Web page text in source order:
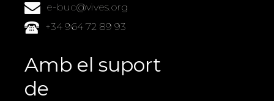
e-buc@vives.org
+34 964 72 89 93
Amb el suport
de